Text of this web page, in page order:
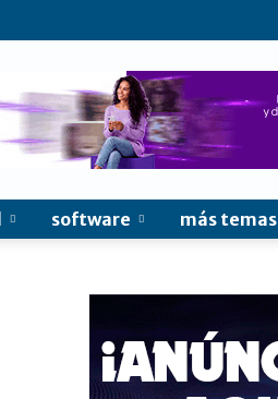
software más temas